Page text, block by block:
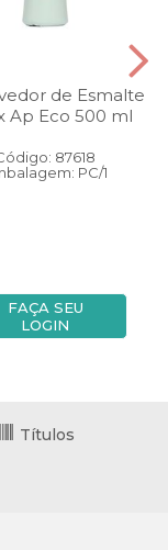
de Esmalte
Ap Eco 500 ml
87618
PC/1
FAÇA SEU
LOGIN
Títulos